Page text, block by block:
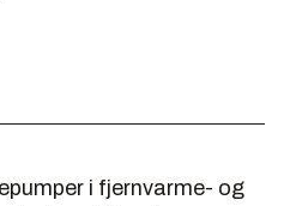
i fjernvarme- og